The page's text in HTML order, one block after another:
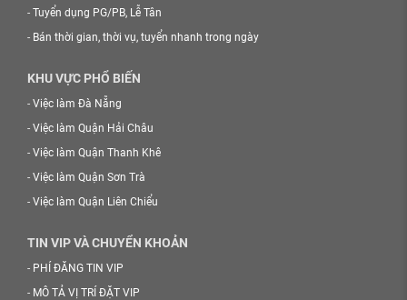
- Tuyển dụng PG/PB, Lễ Tân
- Bán thời gian, thời vụ, tuyển nhanh trong ngày
KHU VỰC PHỔ BIẾN
- Việc làm Đà Nẵng
- Việc làm Quận Hải Châu
- Việc làm Quận Thanh Khê
- Việc làm Quận Sơn Trà
- Việc làm Quận Liên Chiểu
TIN VIP VÀ CHUYỂN KHOẢN
- PHÍ ĐĂNG TIN VIP
- MÔ TẢ VỊ TRÍ ĐẶT VIP